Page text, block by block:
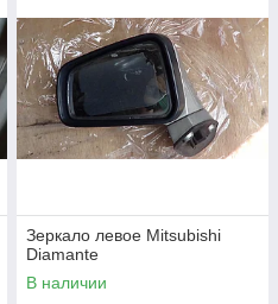
Зеркало левое Mitsubishi
Diamante
В наличии